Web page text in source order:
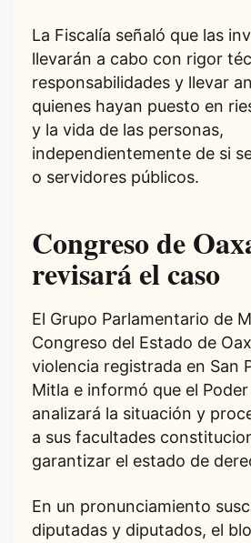
La Fiscalía señaló que las
llevarán a cabo con rigor
responsabilidades y llevar
quienes hayan puesto en
y la vida de las personas,
independientemente de si
o servidores públicos.
Congreso de
revisará el caso
El Grupo Parlamentario de
Congreso del Estado de
violencia registrada en San
Mitla e informó que el
analizará la situación y
a sus facultades
garantizar el estado de
En un pronunciamiento
diputadas y diputados, el